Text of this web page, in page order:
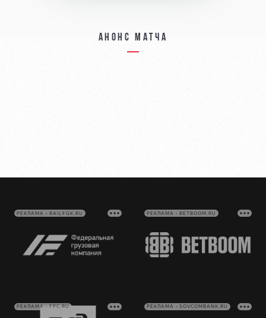
Анонс матча
РЕКЛАМА • RAILFGK.RU РЕКЛАМА • BETBOOM.RU
РЕКЛАМА • FPC.RU РЕКЛАМА • SOVCOMBANK.RU